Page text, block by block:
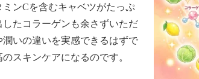
ンCを含むキャベツがたっぷ
たコラーゲンも余さずいただ
いの違いを実感できるはずで
スキンケアになるのです。